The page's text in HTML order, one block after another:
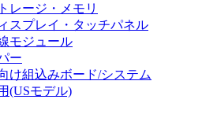
レージ・メモリ
スプレイ・タッチパネル
モジュール
ー
け組込みボード/システム
(USモデル)